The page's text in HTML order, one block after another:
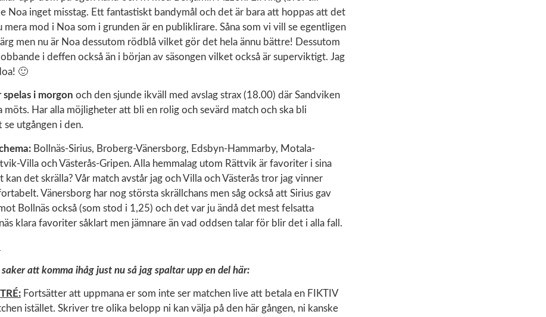
Noa inget misstag. Ett fantastiskt bandymål och det är bara att hoppas att det
mera mod i Noa som i grunden är en publiklirare. Såna som vi vill se egentligen
men nu är Noa dessutom rödblå vilket gör det hela ännu bättre! Dessutom
i deffen också än i början av säsongen vilket också är superviktigt. Jag
🙂
spelas i morgon och den sjunde ikväll med avslag strax (18.00) där Sandviken
möts. Har alla möjligheter att bli en rolig och sevärd match och ska bli
se utgången i den.
Bollnäs-Sirius, Broberg-Vänersborg, Edsbyn-Hammarby, Motala-
Villa och Västerås-Gripen. Alla hemmalag utom Rättvik är favoriter i sina
kan det skrälla? Vår match avstår jag och Villa och Västerås tror jag vinner
Vänersborg har nog största skrällchans men såg också att Sirius gav
Bollnäs också (som stod i 1,25) och det var ju ändå det mest felsatta
klara favoriter såklart men jämnare än vad oddsen talar för blir det i alla fall.
att komma ihåg just nu så jag spaltar upp en del här:
Fortsätter att uppmana er som inte ser matchen live att betala en FIKTIV
istället. Skriver tre olika belopp ni kan välja på den här gången, ni kanske